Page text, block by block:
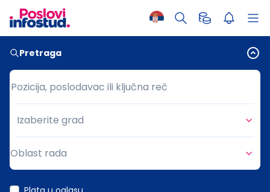
Pretraga
Pozicija, poslodavac ili ključna reč
Pozicija, poslodavac ili ključna reč
Grad
Izaberite grad
Oblast rada